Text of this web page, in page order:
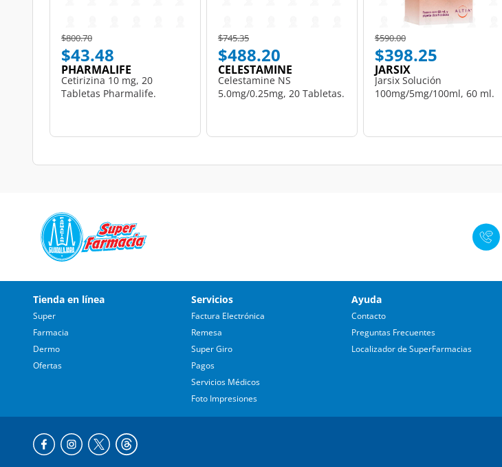
Price reduced from
$800.70to
$43.48
PHARMALIFE
Cetirizina 10 mg, 20
Tabletas Pharmalife.
Price reduced from
$745.35to
$488.20
CELESTAMINE
Celestamine NS
5.0mg/0.25mg, 20 Tabletas.
Price reduced from
$590.00to
$398.25
JARSIX
Jarsix Solución
100mg/5mg/100ml, 60 ml.
Tienda en línea
Super
Farmacia
Dermo
Ofertas
Servicios
Factura Electrónica
Remesa
Super Giro
Pagos
Servicios Médicos
Foto Impresiones
Ayuda
Contacto
Preguntas Frecuentes
Localizador de SuperFarmacias